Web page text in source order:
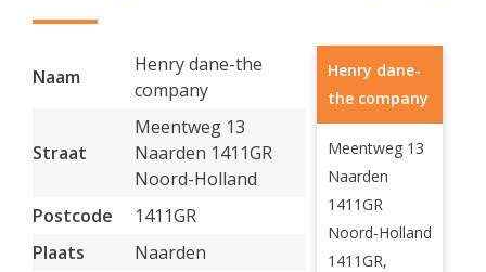
Naam
Henry dane-the
company
Straat
Meentweg 13
Naarden 1411GR
Noord-Holland
Postcode
1411GR
Plaats
Naarden
Henry dane-
the company
Meentweg 13
Naarden
1411GR
Noord-Holland
1411GR,